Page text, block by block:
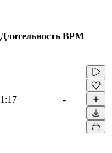
Длительность BPM
1:17 -